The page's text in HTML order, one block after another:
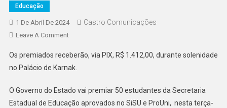
Educação
1 De Abril De 2024 Castro Comunicações
Leave A Comment
Os premiados receberão, via PIX, R$ 1.412,00, durante solenidade
no Palácio de Karnak.
O Governo do Estado vai premiar 50 estudantes da Secretaria
Estadual de Educação aprovados no SiSU e ProUni, nesta terça-